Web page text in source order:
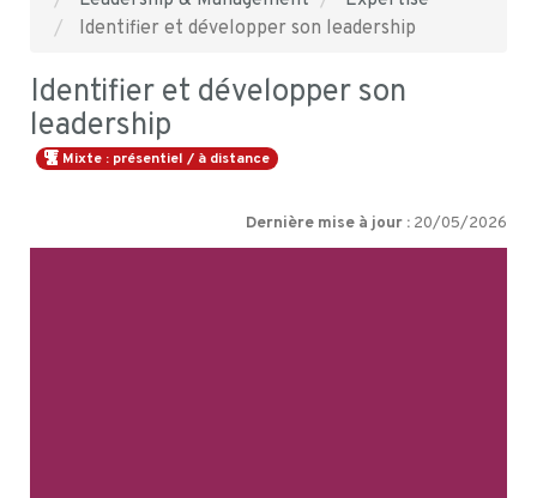
Identifier et développer son leadership
Identifier et développer son
leadership
Mixte : présentiel / à distance
Dernière mise à jour : 20/05/2026